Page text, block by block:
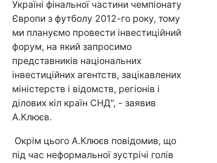
Україні фінальної частини чемпіонату
Європи з футболу 2012-го року, тому
ми плануємо провести інвестиційний
форум, на який запросимо
представників національних
інвестиційних агентств, зацікавлених
міністерств і відомств, регіонів і
ділових кіл країн СНД", - заявив
А.Клюєв.
Окрім цього А.Клюєв повідомив, що
під час неформальної зустрічі голів